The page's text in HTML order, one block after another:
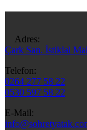
Adres:
Çark San. İstiklal
Telefon:
0264 277 58 22
0530 597 58 22
E-Mail: